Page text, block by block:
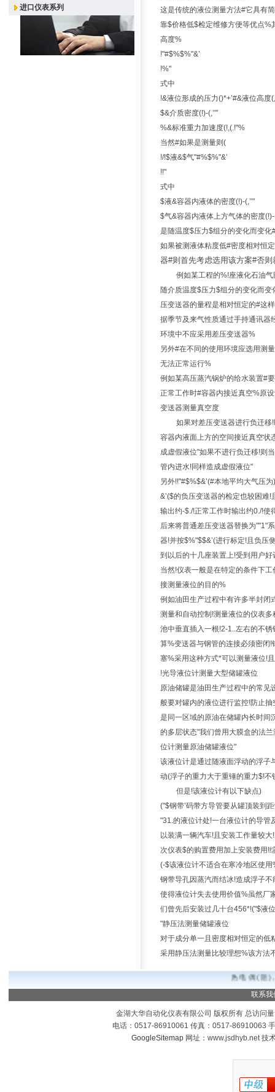
进口仪表系列
这是传统的液位测量方法#它具有
靠$价格低$检定维修方便等优点%
高度%
!"#$%$%"&’
!%"
式中
!&液位形成的压力()*+’#&液位高度
$&介质密度(!)-(,’"’
%&标准重力加速度(!,(.!"%
当然#如果是测量则(
!/!$液&$气"#%$%"&’
!!"
式中
$液&容器内液体的密度(!)-(,’"’
$气&容器内液体上方气体的密度
是随温度$压力$组分的变化而变
如果被测液体粘度低#密度相对恒
器#则首先考虑选用该方案#否
例如某工程的%!座液化石油
随介质温度$压力$组分的变化而
压变送器的量程是相对恒定的#这
据季节及来气性质通过手持通讯器
环境中不应采用差压变送器%
另外#在不同的使用环境应选用测
无法正常运行%
例如某高压蒸汽锅炉的给水装置#
正常工作时#容器内接近真空%原
变送器测量真空度
如果对差压变送器进行负迁
容器内液面上方的空间接近真空状
成虚假液位"如果不进行负迁移!则
管内进水!同样造成虚假液位"
另外!!"#$%$&’(#本地平均大气压
&’($的负压变送器的检定也较困难!
输出约-$./!正常工作时输出约0./!
后来将普通差压变送器替换为""1"
器!并按$%"$$&’(进行标定!且负压
到以后的十几座装置上!受到用户好
当然!仪表一般是在特定的条件下
接测量液位的目的%
例如油田生产过程中有许多半封闭
测量和自动控制!测量液位的仪表
池中垂直插入一根!2-1..左右的不
算%变送器与钢管的连接必须密闭
塞%采用这种方式*可以测量液位!
!光导液位计测量大型储罐液位
原油储罐是油田生产过程中的常见
般要对罐内的液位进行监控!防止
是同一区域的原油在储罐内长时间
的多层状态"我们曾用大膜盒的法
位计测量原油储罐液位"
该液位计是通过随液面浮动的浮子
动(浮子的重力大于重锤的重力$!
但是!该液位计有以下缺点)
("$钢带’码带方导管要从罐顶装到
"31.的液位计处!一台液位计的导管
以装满一辆汽车!且安装工作量较
次仪表$的购置费用加上安装费用!
(-$该液位计不适合在寒冷地区使
钢带导孔因蒸汽而结冰!造成浮子
使得液位计失去使用价值%虽然厂
们曾先后安装过几十台456*!("$液
"静压法测量储罐液位
对于成分单一且密度相对恒定的低
采用静压法测量比较理想%该方法
热电偶(阻
联系我
金湖大华自动化仪表有限公司 版权所有 总访问
电话：0517-86910061 传真：0517-86910063
GoogleSitemap网址：www.jsdhyb.net 技